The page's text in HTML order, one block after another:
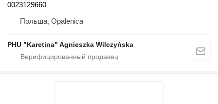
0023129660
Польша, Opalenica
PHU "Karetina" Agnieszka Wilczyńska